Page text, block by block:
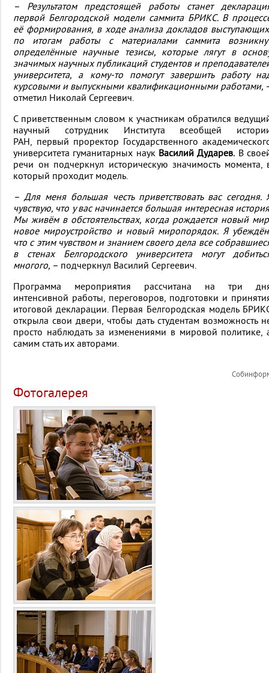
– Результатом предстоящей работы станет
первой Белгородской модели саммита БРИКС. В
её формирования, в ходе анализа докладов
по итогам работы с материалами саммита
определённые научные тезисы, которые лягут в
значимых научных публикаций студентов и
университета, а кому-то помогут завершить работу
курсовыми и выпускными квалификационными работами,
отметил Николай Сергеевич.
С приветственным словом к участникам обратился
научный сотрудник Института всеобщей
РАН, первый проректор Государственного
университета гуманитарных наук Василий Дударев.В
речи он подчеркнул историческую значимость момента,
который проходит модель.
– Для меня большая честь приветствовать вас сегодня.
чувствую, что у вас начинается большая интересная
Мы живём в обстоятельствах, когда рождается новый
новое мироустройство и новый миропорядок. Я
что с этим чувством и знанием своего дела все
в стенах Белгородского университета могут
многого, – подчеркнул Василий Сергеевич.
Программа мероприятия рассчитана на три
интенсивной работы, переговоров, подготовки и
итоговой декларации. Первая Белгородская модель
открыла свои двери, чтобы дать студентам возможность
просто наблюдать за изменениями в мировой политике,
самим стать их авторами.
Фотогалерея